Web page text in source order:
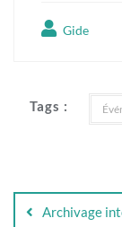
Gide
Tags :
Archivage